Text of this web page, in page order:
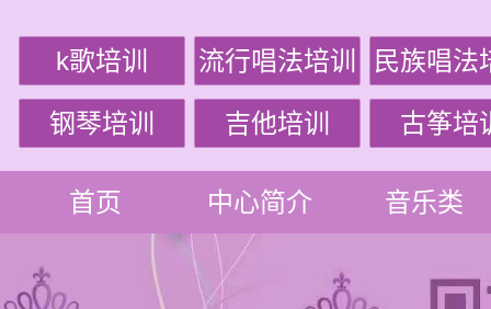
k歌培训 流行唱法培训 民族唱法
钢琴培训 吉他培训 古筝培
首页 中心简介 音乐类